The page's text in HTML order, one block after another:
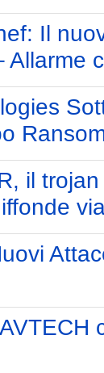
Il
Allarme
il